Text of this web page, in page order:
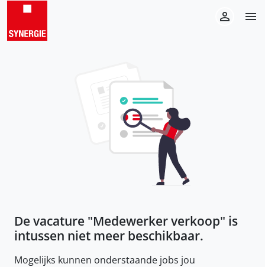
De vacature "Medewerker verkoop" is
intussen niet meer beschikbaar.
Mogelijks kunnen onderstaande jobs jou